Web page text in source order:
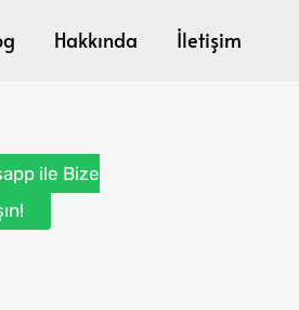
Hakkında İletişim
ile Bize